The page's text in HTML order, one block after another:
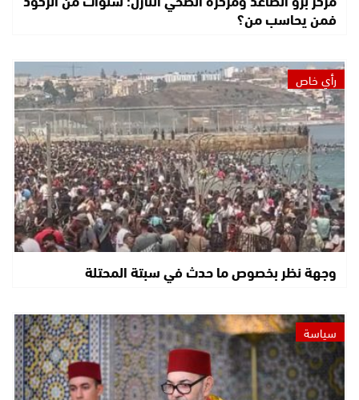
فمن يحاسب من؟
رأي خاص
وجهة نظر بخصوص ما حدث في سبتة المحتلة
سياسة